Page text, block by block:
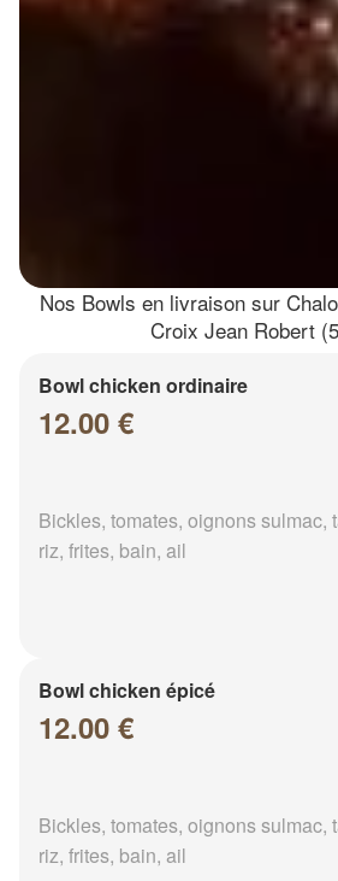
Nos Bowls en livraison sur
Croix Jean Robert
Bowl chicken ordinaire
12.00 €
Bickles, tomates, oignons sulmac,
riz, frites, bain, ail
Bowl chicken épicé
12.00 €
Bickles, tomates, oignons sulmac,
riz, frites, bain, ail